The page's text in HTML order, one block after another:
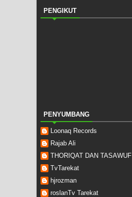
PENGIKUT
PENYUMBANG
Loonaq Records
Rajab Ali
THORIQAT DAN TASAWUF
TvTarekat
hjrozman
roslanTv Tarekat